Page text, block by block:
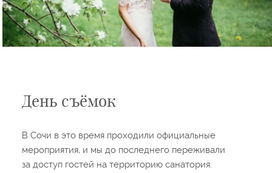
День съёмок
В Сочи в это время проходили официальные
мероприятия, и мы до последнего переживали
за доступ гостей на территорию санатория.